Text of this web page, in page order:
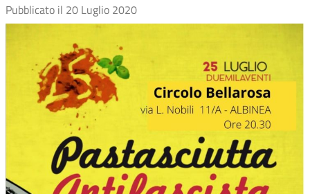
Pubblicato il 20 Luglio 2020